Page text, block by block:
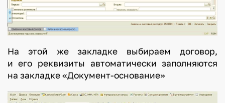
На этой же закладке выбираем договор,
и его реквизиты автоматически заполняются
на закладке «Документ-основание»